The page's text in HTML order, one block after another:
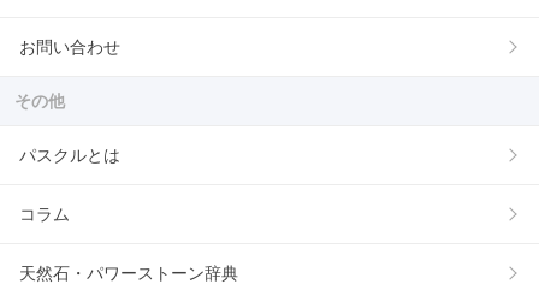
お問い合わせ
その他
パスクルとは
コラム
天然石・パワーストーン辞典